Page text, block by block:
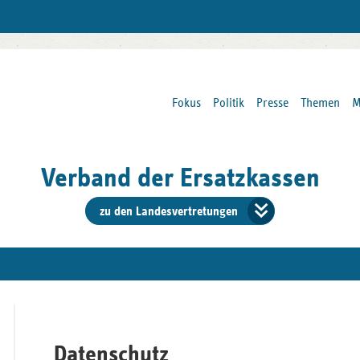
Fokus Politik Presse Themen
Verband der Ersatzkassen
zu den Landesvertretungen
der
Datenschutz